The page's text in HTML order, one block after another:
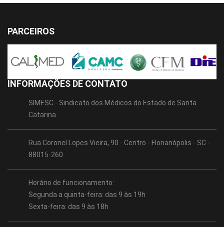
PARCEIROS
INFORMAÇÕES DE CONTATO
SIMESC - Sindicato dos Médicos do Estado de Santa
Catarina
Rua Coronel Lopes Vieira, 90 - Centro - Florianópolis - SC -
88015-260
Horário de funcionamento:
Segunda a quinta-feira: das 9 às 19h
Sexta-feira: das 9 às 18h